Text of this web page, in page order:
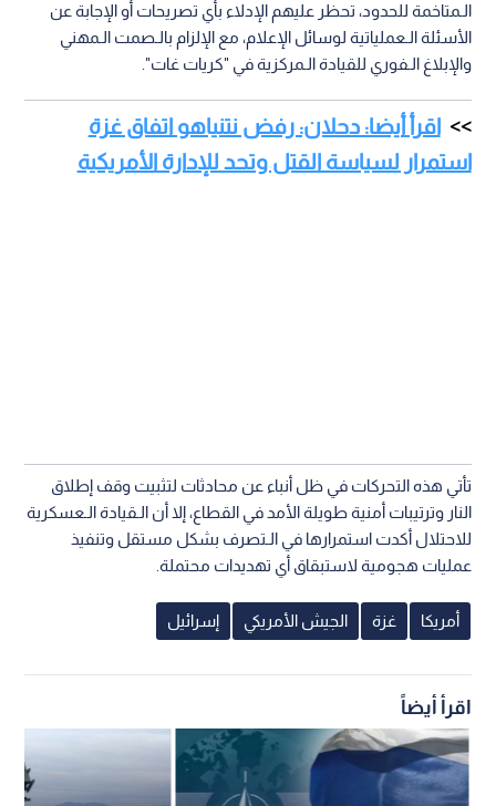
الـمتاخمة للحدود، تحظر عليهم الإدلاء بأي تصريحات أو الإجابة عن
الأسئلة الـعملياتية لوسائل الإعلام، مع الإلزام بالـصمت الـمهني
والإبلاغ الـفوري للقيادة الـمركزية في "كريات غات".
اقرأ أيضا: دحلان: رفض نتنياهو اتفاق غزة
استمرار لسياسة القتل وتحد للإدارة الأمريكية
تأتي هذه التحركات في ظل أنباء عن محادثات لتثبيت وقف إطلاق
النار وترتيبات أمنية طويلة الأمد في القطاع، إلا أن الـقيادة الـعسكرية
للاحتلال أكدت استمرارها في الـتصرف بشكل مستقل وتنفيذ
عمليات هجومية لاستبقاق أي تهديدات محتملة.
أمريكا غزة الجيش الأمريكي إسرائيل
اقرأ أيضاً